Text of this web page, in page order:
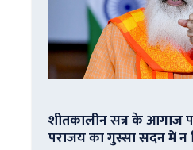
शीतकालीन सत्र के आगाज
पराजय का गुस्सा सदन में न